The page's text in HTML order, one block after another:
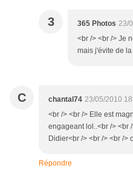
3 365 Photos 23/
<br /> <br /> Je
mais j'évite de la
C chantal74 23/05/2010
<br /> <br /> Elle est
engageant lol..<br /> <br
Didier<br /> <br /> <br />
Répondre